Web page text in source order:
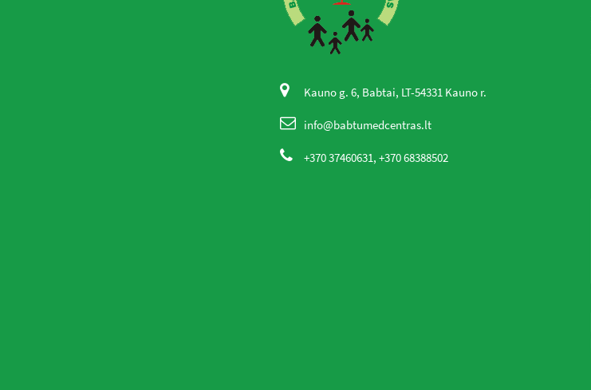
Kauno g. 6, Babtai, LT-54331 Kauno r.
info@babtumedcentras.lt
+370 37460631, +370 68388502